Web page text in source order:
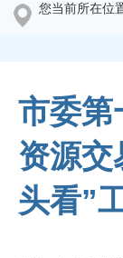
您当前所在位
市委第
资源交
头看”